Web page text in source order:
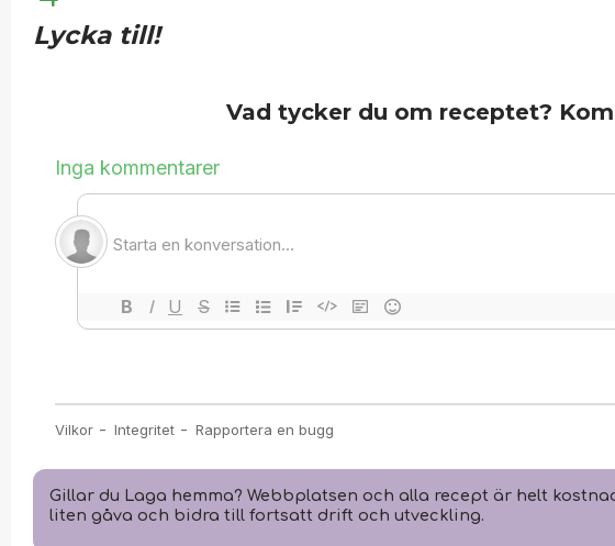
Lycka till!
Vad tycker du om receptet?
Gillar du Laga hemma? Webbplatsen och alla recept är helt
liten gåva och bidra till fortsatt drift och utveckling.